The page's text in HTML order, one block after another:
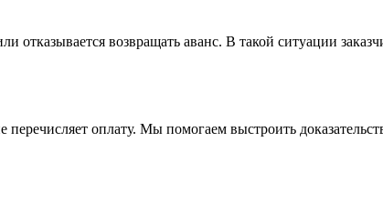
отказывается возвращать аванс. В такой ситуации
оплату. Мы помогаем выстроить